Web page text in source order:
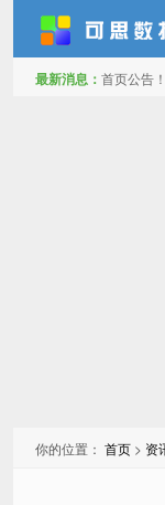
最新消息： 首页公告！
你的位置： 首页 > 资